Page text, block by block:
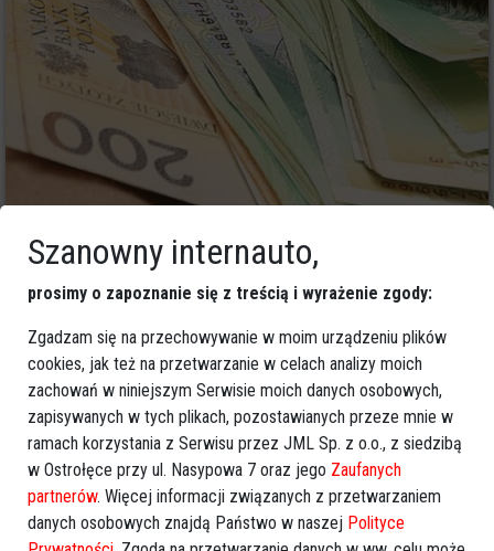
Wnioski o 800 plus na nowy okres można
składać od 1 lutego
Szanowny internauto,
prosimy o zapoznanie się z treścią i wyrażenie zgody:
Zgadzam się na przechowywanie w moim urządzeniu plików
cookies, jak też na przetwarzanie w celach analizy moich
zachowań w niniejszym Serwisie moich danych osobowych,
zapisywanych w tych plikach, pozostawianych przeze mnie w
ramach korzystania z Serwisu przez JML Sp. z o.o., z siedzibą
w Ostrołęce przy ul. Nasypowa 7 oraz jego Zaufanych
partnerów. Więcej informacji związanych z przetwarzaniem
danych osobowych znajdą Państwo w naszej Polityce